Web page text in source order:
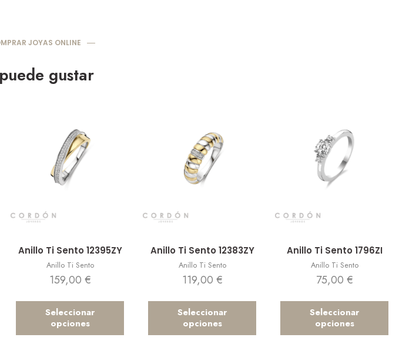
JOYAS ONLINE
gustar
Anillo Ti Sento 12395ZY
Anillo Ti Sento
159,00 €
Seleccionar
opciones
Anillo Ti Sento 12383ZY
Anillo Ti Sento
119,00 €
Seleccionar
opciones
Anillo Ti Sento 1796ZI
Anillo Ti Sento
75,00 €
Seleccionar
opciones